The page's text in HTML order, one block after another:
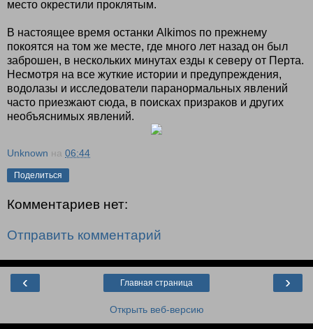
место окрестили проклятым.
В настоящее время останки Alkimos по прежнему
покоятся на том же месте, где много лет назад он был
заброшен, в нескольких минутах езды к северу от Перта.
Несмотря на все жуткие истории и предупреждения,
водолазы и исследователи паранормальных явлений
часто приезжают сюда, в поисках призраков и других
необъяснимых явлений.
Unknown на 06:44
Поделиться
Комментариев нет:
Отправить комментарий
‹ ›
Главная страница
Открыть веб-версию